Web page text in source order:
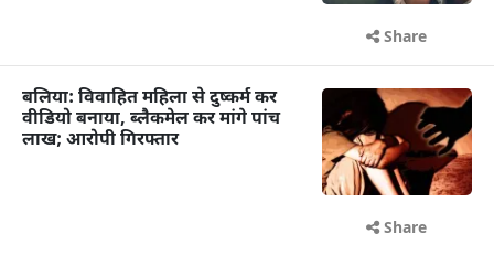
Share
बलिया: विवाहित महिला से दुष्कर्म कर
वीडियो बनाया, ब्लैकमेल कर मांगे पांच
लाख; आरोपी गिरफ्तार
Share